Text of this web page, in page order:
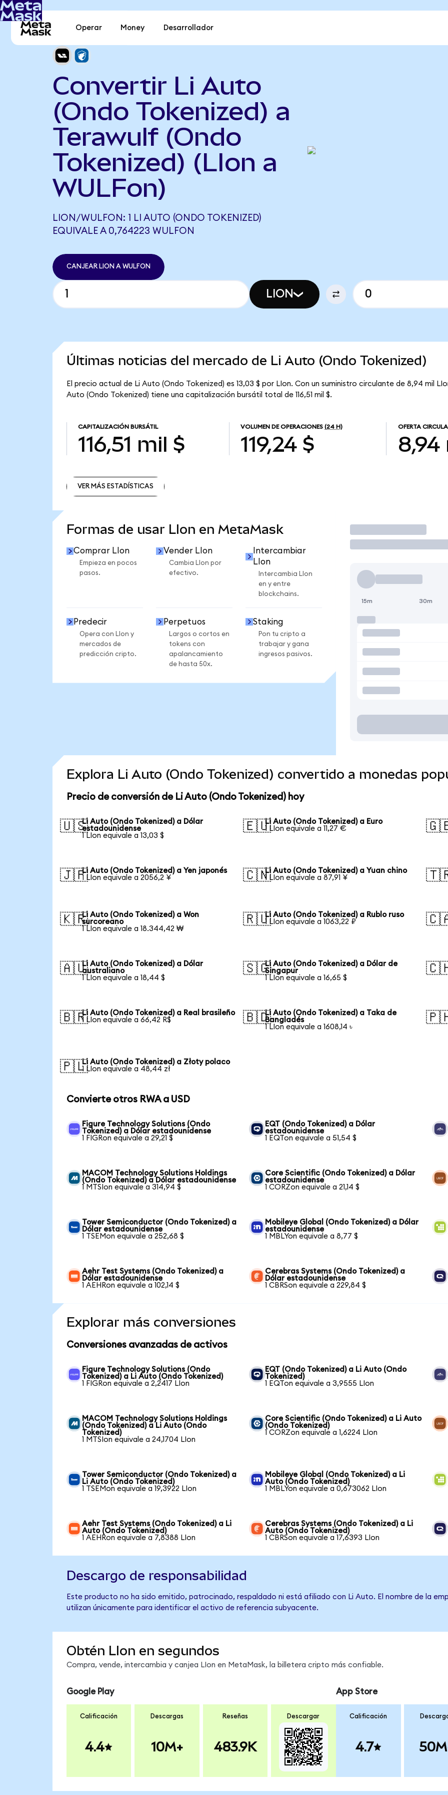
Operar Money Desarrollador
Convertir Li Auto
(Ondo Tokenized) a
Terawulf (Ondo
Tokenized) (LIon a
WULFon)
LION/WULFON: 1 LI AUTO (ONDO TOKENIZED)
EQUIVALE A 0,764223 WULFON
CANJEAR LION A WULFON
LION
Últimas noticias del mercado de Li Auto (Ondo Tokenized)
El precio actual de Li Auto (Ondo Tokenized) es 13,03 $ por LIon. Con un suministro circulante de 8,94 mil
Auto (Ondo Tokenized) tiene una capitalización bursátil total de 116,51 mil $.
CAPITALIZACIÓN BURSÁTIL
116,51 mil $
VOLUMEN DE OPERACIONES (24 H)
119,24 $
OFERTA
8,94
VER MÁS ESTADÍSTICAS
Formas de usar LIon en MetaMask
Comprar LIon
Empieza en pocos
pasos.
Vender LIon
Cambia LIon por
efectivo.
Intercambiar
LIon
Intercambia LIon
en y entre
blockchains.
Predecir
Opera con LIon y
mercados de
predicción cripto.
Perpetuos
Largos o cortos en
tokens con
apalancamiento
de hasta 50x.
Staking
Pon tu cripto a
trabajar y gana
ingresos pasivos.
Operar
15m 30m
Explora Li Auto (Ondo Tokenized) convertido a monedas
Precio de conversión de Li Auto (Ondo Tokenized) hoy
🇺🇸Li Auto (Ondo Tokenized) a Dólar
estadounidense
1 LIon equivale a 13,03 $
🇪🇺Li Auto (Ondo Tokenized) a Euro
1 LIon equivale a 11,27 €
🇯🇵Li Auto (Ondo Tokenized) a Yen japonés
1 LIon equivale a 2056,2 ¥
🇨🇳Li Auto (Ondo Tokenized) a Yuan chino
1 LIon equivale a 87,91 ¥
🇰🇷Li Auto (Ondo Tokenized) a Won
surcoreano
1 LIon equivale a 18.344,42 ₩
🇷🇺Li Auto (Ondo Tokenized) a Rublo ruso
1 LIon equivale a 1063,22 ₽
🇦🇺Li Auto (Ondo Tokenized) a Dólar
australiano
1 LIon equivale a 18,44 $
🇸🇬Li Auto (Ondo Tokenized) a Dólar de
Singapur
1 LIon equivale a 16,65 $
🇧🇷Li Auto (Ondo Tokenized) a Real brasileño
1 LIon equivale a 66,42 R$
🇧🇩Li Auto (Ondo Tokenized) a Taka de
Bangladés
1 LIon equivale a 1608,14 ৳
🇵🇱Li Auto (Ondo Tokenized) a Złoty polaco
1 LIon equivale a 48,44 zł
Convierte otros RWA a USD
Figure Technology Solutions (Ondo
Tokenized) a Dólar estadounidense
1 FIGRon equivale a 29,21 $
EQT (Ondo Tokenized) a Dólar
estadounidense
1 EQTon equivale a 51,54 $
MACOM Technology Solutions Holdings
(Ondo Tokenized) a Dólar estadounidense
1 MTSIon equivale a 314,94 $
Core Scientific (Ondo Tokenized) a Dólar
estadounidense
1 CORZon equivale a 21,14 $
Tower Semiconductor (Ondo Tokenized) a
Dólar estadounidense
1 TSEMon equivale a 252,68 $
Mobileye Global (Ondo Tokenized) a Dólar
estadounidense
1 MBLYon equivale a 8,77 $
Aehr Test Systems (Ondo Tokenized) a
Dólar estadounidense
1 AEHRon equivale a 102,14 $
Cerebras Systems (Ondo Tokenized) a
Dólar estadounidense
1 CBRSon equivale a 229,84 $
Explorar más conversiones
Conversiones avanzadas de activos
Figure Technology Solutions (Ondo
Tokenized) a Li Auto (Ondo Tokenized)
1 FIGRon equivale a 2,2417 LIon
EQT (Ondo Tokenized) a Li Auto (Ondo
Tokenized)
1 EQTon equivale a 3,9555 LIon
MACOM Technology Solutions Holdings
(Ondo Tokenized) a Li Auto (Ondo
Tokenized)
1 MTSIon equivale a 24,1704 LIon
Core Scientific (Ondo Tokenized) a Li Auto
(Ondo Tokenized)
1 CORZon equivale a 1,6224 LIon
Tower Semiconductor (Ondo Tokenized) a
Li Auto (Ondo Tokenized)
1 TSEMon equivale a 19,3922 LIon
Mobileye Global (Ondo Tokenized) a Li
Auto (Ondo Tokenized)
1 MBLYon equivale a 0,673062 LIon
Aehr Test Systems (Ondo Tokenized) a Li
Auto (Ondo Tokenized)
1 AEHRon equivale a 7,8388 LIon
Cerebras Systems (Ondo Tokenized) a Li
Auto (Ondo Tokenized)
1 CBRSon equivale a 17,6393 LIon
Descargo de responsabilidad
Este producto no ha sido emitido, patrocinado, respaldado ni está afiliado con Li Auto. El nombre de la
utilizan únicamente para identificar el activo de referencia subyacente.
Obtén LIon en segundos
Compra, vende, intercambia y canjea LIon en MetaMask, la billetera cripto más confiable.
Google Play
Calificación
4.4
Descargas
10M+
Reseñas
483.9K
Descargar
App Store
Calificación
4.7